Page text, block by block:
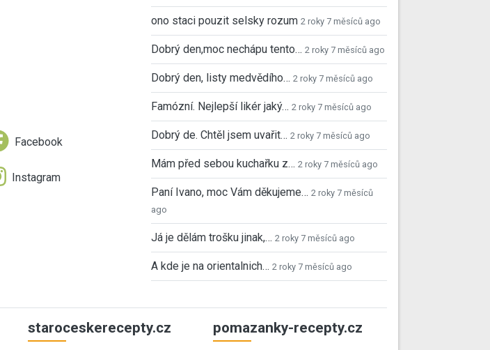
Facebook
Instagram
ono staci pouzit selsky rozum 2 roky 7 měsíců ago
Dobrý den,moc nechápu tento… 2 roky 7 měsíců ago
Dobrý den, listy medvědího… 2 roky 7 měsíců ago
Famózní. Nejlepší likér jaký… 2 roky 7 měsíců ago
Dobrý de. Chtěl jsem uvařit… 2 roky 7 měsíců ago
Mám před sebou kuchařku z… 2 roky 7 měsíců ago
Paní Ivano, moc Vám děkujeme… 2 roky 7 měsíců
ago
Já je dělám trošku jinak,… 2 roky 7 měsíců ago
A kde je na orientalnich… 2 roky 7 měsíců ago
staroceskerecepty.cz pomazanky-recepty.cz